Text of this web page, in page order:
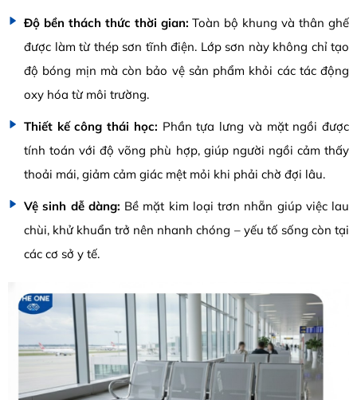
Độ bền thách thức thời gian: Toàn bộ khung và thân ghế
được làm từ thép sơn tĩnh điện. Lớp sơn này không chỉ tạo
độ bóng mịn mà còn bảo vệ sản phẩm khỏi các tác động
oxy hóa từ môi trường.
Thiết kế công thái học: Phần tựa lưng và mặt ngồi được
tính toán với độ võng phù hợp, giúp người ngồi cảm thấy
thoải mái, giảm cảm giác mệt mỏi khi phải chờ đợi lâu.
Vệ sinh dễ dàng: Bề mặt kim loại trơn nhẵn giúp việc lau
chùi, khử khuẩn trở nên nhanh chóng – yếu tố sống còn tại
các cơ sở y tế.